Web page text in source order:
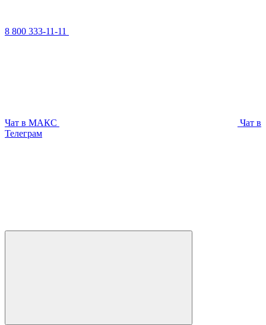
8 800 333-11-11
Чат в МАКС
Чат в
Телеграм